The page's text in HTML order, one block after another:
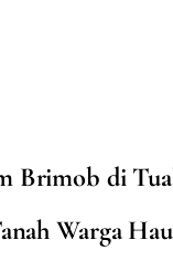
Brimob di
Warga